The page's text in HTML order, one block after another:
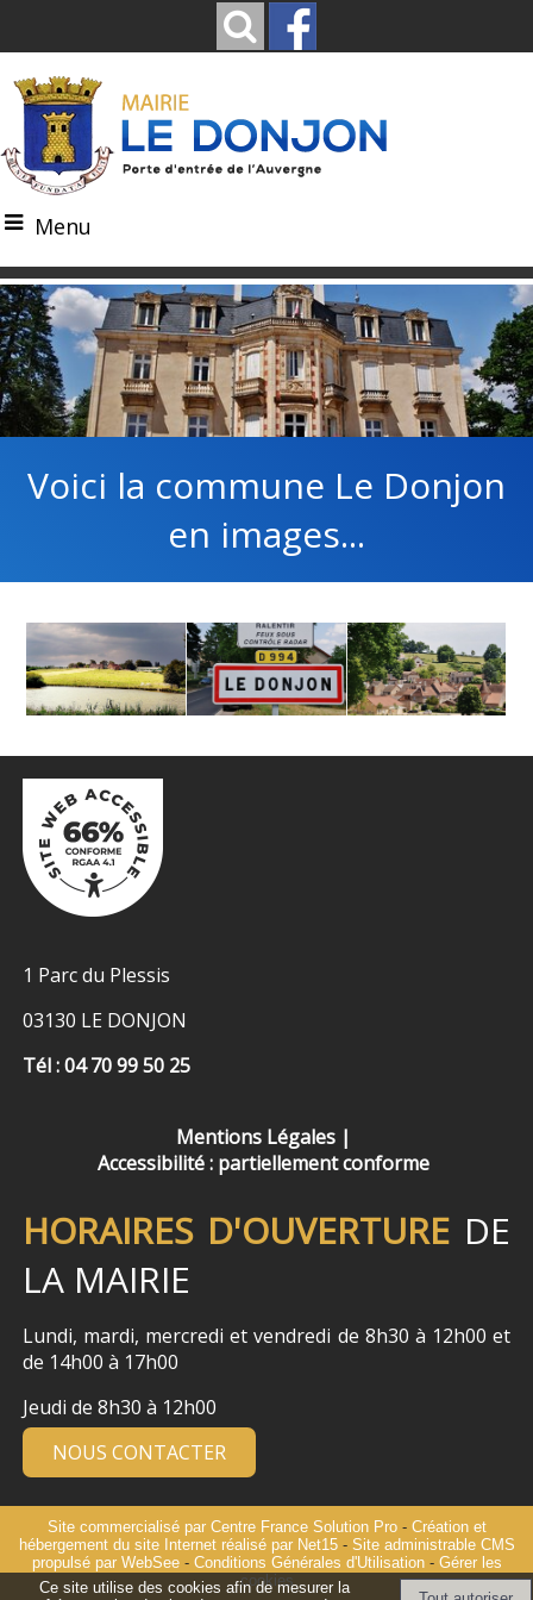
Menu
Voici la commune Le Donjon
en images...
1 Parc du Plessis
03130 LE DONJON
Tél : 04 70 99 50 25
Mentions Légales
Accessibilité : partiellement conforme
HORAIRES D'OUVERTUREDE
LA MAIRIE
Lundi, mardi, mercredi et vendredi de 8h30 à 12h00 et
de 14h00 à 17h00
Jeudi de 8h30 à 12h00
NOUS CONTACTER
Site commercialisé par Centre France Solution Pro- Création et
hébergement du site Internet réalisé par Net15- Site administrable CMS
propulsé par WebSee- Conditions Générales d'Utilisation- Gérer les
cookies
Ce site utilise des cookies afin de mesurer la